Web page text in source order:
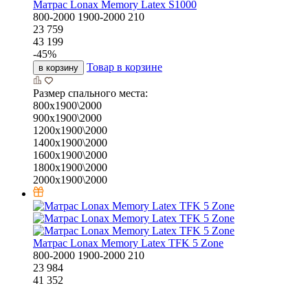
Матрас Lonax Memory Latex S1000
800-2000 1900-2000 210
23 759
43 199
-45%
в корзину Товар в корзине
Размер спального места:
800х1900\2000
900х1900\2000
1200х1900\2000
1400х1900\2000
1600х1900\2000
1800х1900\2000
2000х1900\2000
Матрас Lonax Memory Latex TFK 5 Zone
800-2000 1900-2000 210
23 984
41 352